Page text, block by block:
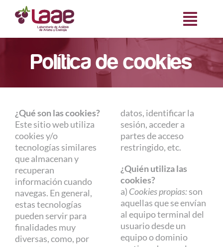
contenido
Servicios
Casos de éxito
Colección de Aromas
Ofertas laborales
Política de cookies
¿Qué son las cookies?
Este sitio web utiliza
cookies y/o
tecnologías similares
que almacenan y
recuperan
información cuando
navegas. En general,
estas tecnologías
pueden servir para
finalidades muy
diversas, como, por
datos, identificar la
sesión, acceder a
partes de acceso
restringido, etc.
¿Quién utiliza las
cookies?
a) Cookies propias:son
aquellas que se envían
al equipo terminal del
usuario desde un
equipo o dominio